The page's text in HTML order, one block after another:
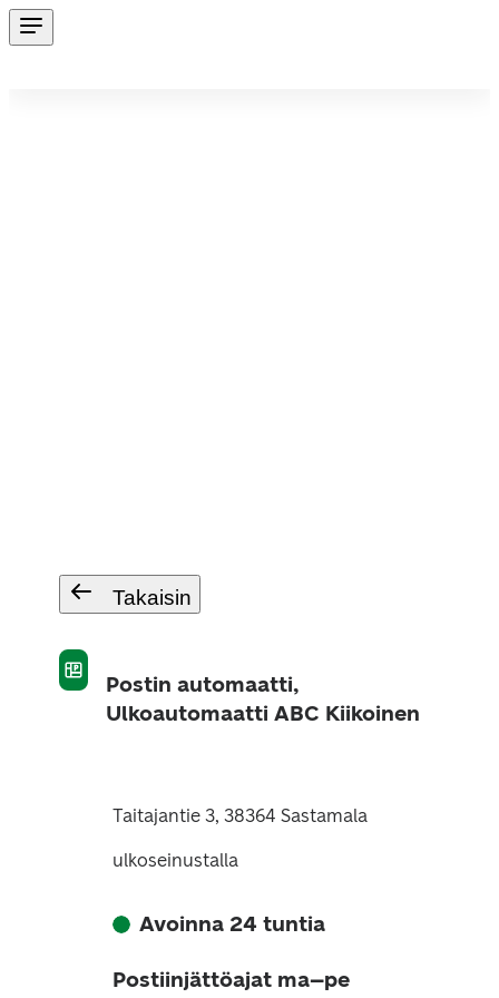
Takaisin
Postin automaatti,
Ulkoautomaatti ABC Kiikoinen
Taitajantie 3, 38364 Sastamala
ulkoseinustalla
Avoinna 24 tuntia
Postiinjättöajat ma–pe